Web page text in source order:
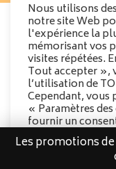
Nous utilisons
notre site Web
l'expérience la
mémorisant vos
visites répétées.
Tout accepter »,
l’utilisation de
Cependant, vous
« Paramètres
fournir un
Options des
Les promotions